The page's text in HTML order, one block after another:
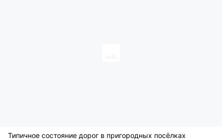
Типичное состояние дорог в пригородных посёлках